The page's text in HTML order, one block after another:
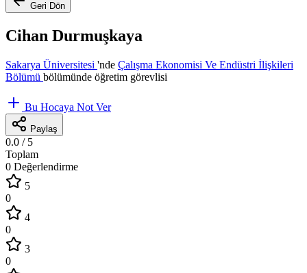
Geri Dön
Cihan Durmuşkaya
Sakarya Üniversitesi 'nde Çalışma Ekonomisi Ve Endüstri İlişkileri
Bölümü bölümünde öğretim görevlisi
Bu Hocaya Not Ver
Paylaş
0.0 / 5
Toplam
0 Değerlendirme
5
0
4
0
3
0